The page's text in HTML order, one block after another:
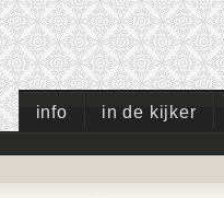
info in de kijker